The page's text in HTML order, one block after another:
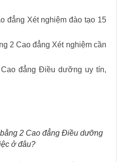
đẳng Xét nghiệm đào tạo 15
2 Cao đẳng Xét nghiệm cần
đẳng Điều dưỡng uy tín,
2 Cao đẳng Điều dưỡng
ở đâu?